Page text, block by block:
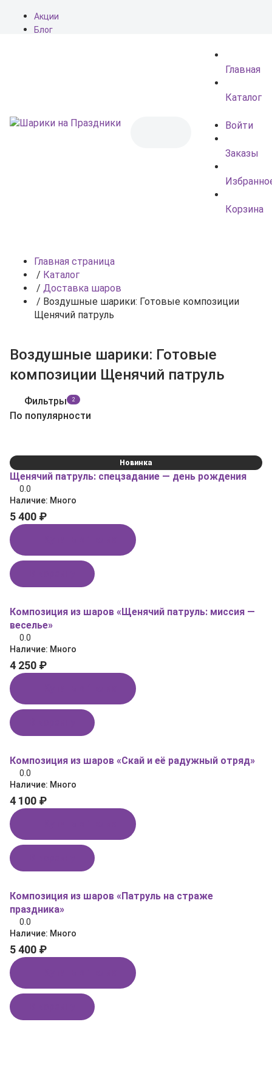
Акции
Блог
Главная
Каталог
Войти
Заказы
Корзина
Главная страница
/ Каталог
/ Доставка шаров
/ Воздушные шарики: Готовые композиции
Щенячий патруль
Воздушные шарики: Готовые
композиции Щенячий патруль
Фильтры 2
По популярности
Новинка
Щенячий патруль: спецзадание — день рождения
0.0
Наличие: Много
5 400 ₽
Композиция из шаров «Щенячий патруль: миссия —
веселье»
0.0
Наличие: Много
4 250 ₽
Композиция из шаров «Скай и её радужный отряд»
0.0
Наличие: Много
4 100 ₽
Композиция из шаров «Патруль на страже
праздника»
0.0
Наличие: Много
5 400 ₽